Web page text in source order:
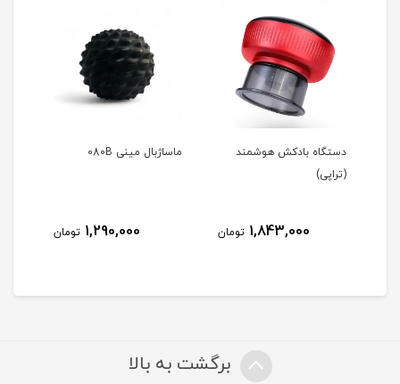
دستگاه بادکش هوشمند
(تراپی)
1,843,000 تومان
ماساژبال مینی 080B
1,290,000 تومان
برگشت به بالا